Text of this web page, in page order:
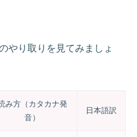
やり取りを見てみましょ
み方（カタカナ発
音）
日本語訳